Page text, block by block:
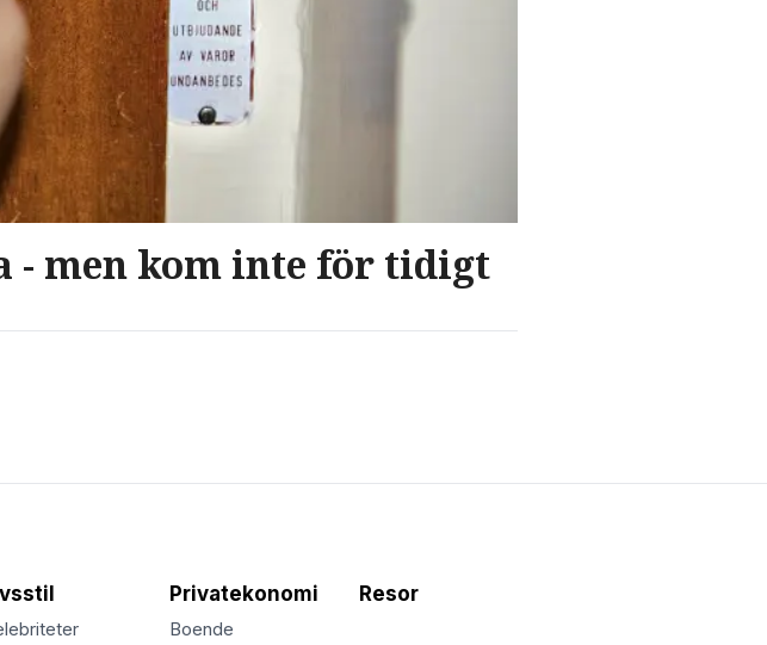
- men kom inte för tidigt
Privatekonomi
Boende
Resor